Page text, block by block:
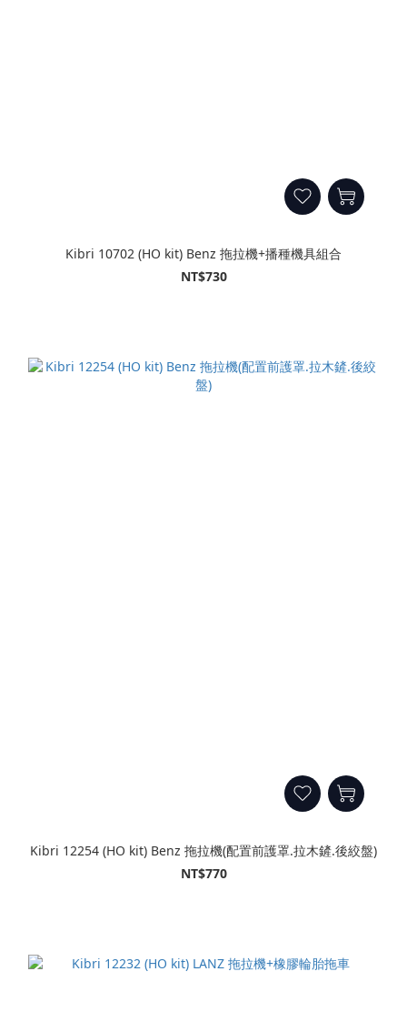
Kibri 10702 (HO kit) Benz 拖拉機+播種機具組合
NT$730
Kibri 12254 (HO kit) Benz 拖拉機(配置前護罩.拉木鏟.後絞盤)
NT$770